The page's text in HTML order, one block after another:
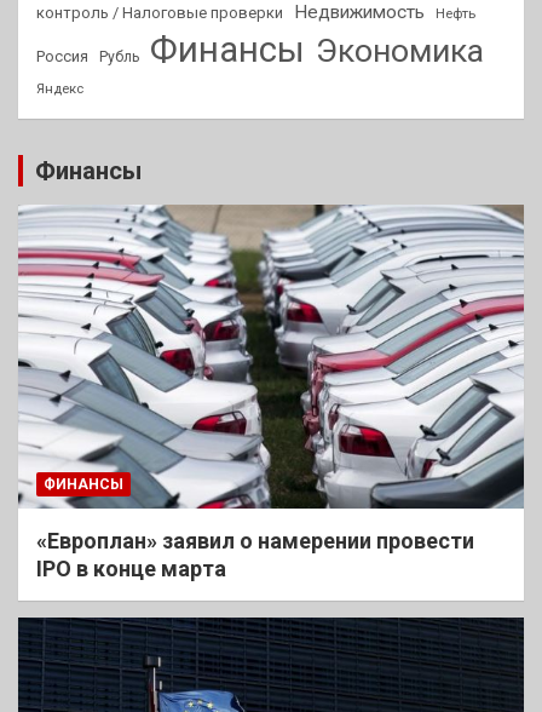
контроль / Налоговые проверки
Недвижимость Нефть
Россия Рубль Финансы Экономика
Яндекс
Финансы
ФИНАНСЫ
«Европлан» заявил о намерении провести
IPO в конце марта